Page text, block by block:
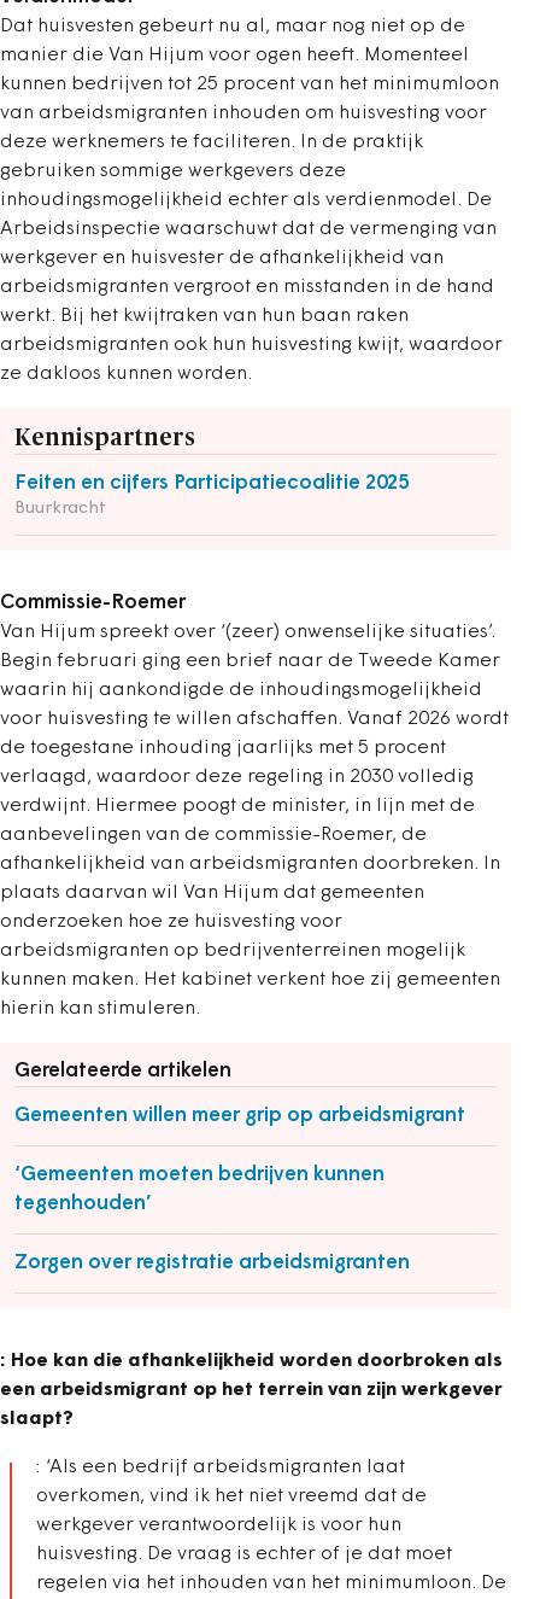
Dat huisvesten gebeurt nu al, maar nog niet op de
manier die Van Hijum voor ogen heeft. Momenteel
kunnen bedrijven tot 25 procent van het minimumloon
van arbeidsmigranten inhouden om huisvesting voor
deze werknemers te faciliteren. In de praktijk
gebruiken sommige werkgevers deze
inhoudingsmogelijkheid echter als verdienmodel. De
Arbeidsinspectie waarschuwt dat de vermenging van
werkgever en huisvester de afhankelijkheid van
arbeidsmigranten vergroot en misstanden in de hand
werkt. Bij het kwijtraken van hun baan raken
arbeidsmigranten ook hun huisvesting kwijt, waardoor
ze dakloos kunnen worden.
Kennispartners
Feiten en cijfers Participatiecoalitie 2025
Buurkracht
Commissie-Roemer
Van Hijum spreekt over ‘(zeer) onwenselijke situaties’.
Begin februari ging een brief naar de Tweede Kamer
waarin hij aankondigde de inhoudingsmogelijkheid
voor huisvesting te willen afschaffen. Vanaf 2026 wordt
de toegestane inhouding jaarlijks met 5 procent
verlaagd, waardoor deze regeling in 2030 volledig
verdwijnt. Hiermee poogt de minister, in lijn met de
aanbevelingen van de commissie-Roemer, de
afhankelijkheid van arbeidsmigranten doorbreken. In
plaats daarvan wil Van Hijum dat gemeenten
onderzoeken hoe ze huisvesting voor
arbeidsmigranten op bedrijventerreinen mogelijk
kunnen maken. Het kabinet verkent hoe zij gemeenten
hierin kan stimuleren.
Gerelateerde artikelen
Gemeenten willen meer grip op arbeidsmigrant
‘Gemeenten moeten bedrijven kunnen
tegenhouden’
Zorgen over registratie arbeidsmigranten
: Hoe kan die afhankelijkheid worden doorbroken als
een arbeidsmigrant op het terrein van zijn werkgever
slaapt?
: ‘Als een bedrijf arbeidsmigranten laat
overkomen, vind ik het niet vreemd dat de
werkgever verantwoordelijk is voor hun
huisvesting. De vraag is echter of je dat moet
regelen via het inhouden van het minimumloon. De